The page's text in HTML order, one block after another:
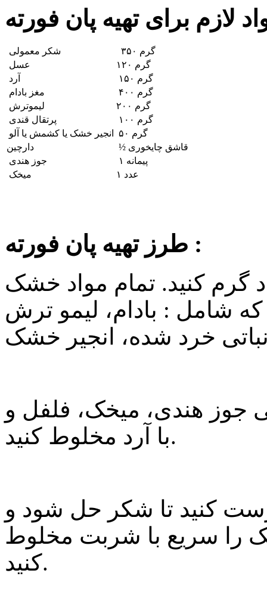
شکر معمولی
۳۵۰ گرم
عسل
۱۲۰ گرم
آرد
۱۵۰ گرم
مغز بادام
۴۰۰ گرم
لیموترش
۲۰۰ گرم
پرتقال قندی
۱۰۰ گرم
انجیر خشک یا کشمش یا آلو
۵۰ گرم
دارچین
½ قاشق چایخوری
جوز هندی
۱ پیمانه
میخک
۱ عدد
طرز تهیه پان فورته :
سانتیگراد گرم کنید. تمام مواد خشک
شامل : بادام، لیمو ترش
جوز هندی، میخک، فلفل و
با آرد مخلوط کنید.
کنید تا شکر حل شود و
را سریع با شربت مخلوط
کنید.